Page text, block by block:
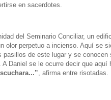
en sacerdotes.
del Seminario Conciliar, un
olor perpetuo a incienso. Aquí se
pasillos de este lugar y se
Daniel se le ocurre decir que aquí
, afirma entre risotadas.